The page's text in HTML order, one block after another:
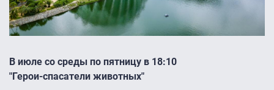
В июле со среды по пятницу в 18:10
"Герои-спасатели животных"